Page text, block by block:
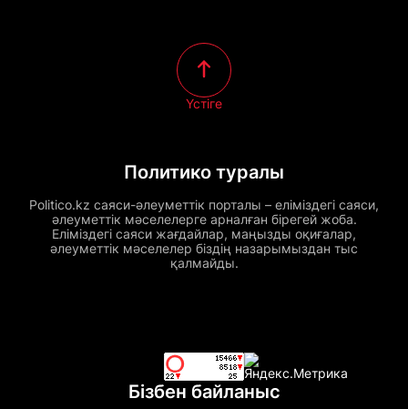
Политико туралы
Politico.kz саяси-әлеуметтік порталы – еліміздегі саяси,
әлеуметтік мәселелерге арналған бірегей жоба.
Еліміздегі саяси жағдайлар, маңызды оқиғалар,
әлеуметтік мәселелер біздің назарымыздан тыс
қалмайды.
Үстіге
Бізбен байланыс